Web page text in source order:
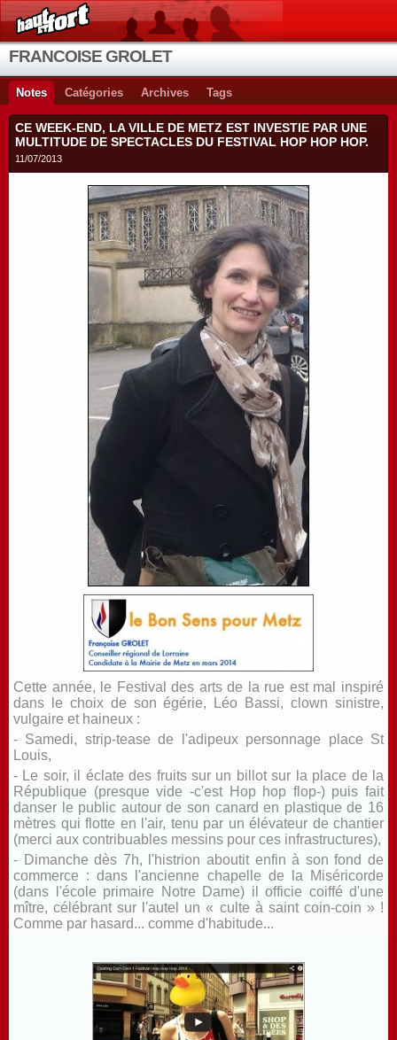
FRANCOISE GROLET
Notes Catégories Archives Tags
CE WEEK-END, LA VILLE DE METZ EST INVESTIE PAR UNE
MULTITUDE DE SPECTACLES DU FESTIVAL HOP HOP HOP.
11/07/2013
Cette année, le Festival des arts de la rue est mal inspiré
dans le choix de son égérie, Léo Bassi, clown sinistre,
vulgaire et haineux :
- Samedi, strip-tease de l'adipeux personnage place St
Louis,
- Le soir, il éclate des fruits sur un billot sur la place de la
République (presque vide -c'est Hop hop flop-) puis fait
danser le public autour de son canard en plastique de 16
mètres qui flotte en l'air, tenu par un élévateur de chantier
(merci aux contribuables messins pour ces infrastructures),
- Dimanche dès 7h, l'histrion aboutit enfin à son fond de
commerce : dans l'ancienne chapelle de la Miséricorde
(dans l'école primaire Notre Dame) il officie coiffé d'une
mître, célébrant sur l'autel un « culte à saint coin-coin » !
Comme par hasard... comme d'habitude...